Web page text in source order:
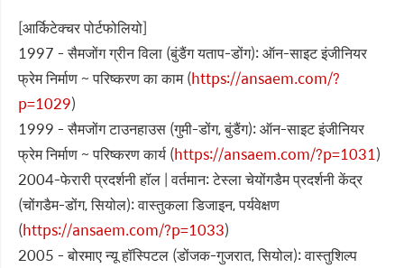
[आर्किटेक्चर पोर्टफोलियो]
1997 - सैमजोंग ग्रीन विला (बुंडैंग यताप-डोंग): ऑन-साइट इंजीनियर
फ्रेम निर्माण ~ परिष्करण का काम (https://ansaem.com/?
p=1029)
1999 - सैमजोंग टाउनहाउस (गुमी-डोंग, बुंडैंग): ऑन-साइट इंजीनियर
फ्रेम निर्माण ~ परिष्करण कार्य (https://ansaem.com/?p=1031)
2004-फेरारी प्रदर्शनी हॉल | वर्तमान: टेस्ला चेयोंगडैम प्रदर्शनी केंद्र
(चोंगडैम-डोंग, सियोल): वास्तुकला डिजाइन, पर्यवेक्षण
(https://ansaem.com/?p=1033)
2005 - बोरमाए न्यू हॉस्पिटल (डोंजक-गुजरात, सियोल): वास्तुशिल्प